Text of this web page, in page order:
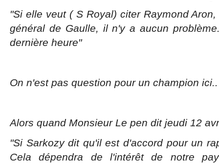
"Si elle veut ( S Royal) citer Raymond
général de Gaulle, il n'y a aucun
dernière heure"
On n'est pas question pour un champion ici..
Alors quand Monsieur Le pen dit jeudi 12
"Si Sarkozy dit qu'il est d'accord pour un
Cela dépendra de l'intérêt de notre